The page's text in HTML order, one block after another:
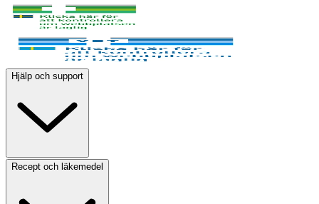
Hjälp och support
Recept och läkemedel